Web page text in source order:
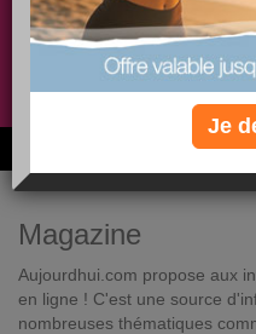
Non, je
6M de personnes ont
Magazine
Aujourdhui.com propose aux
en ligne ! C'est une source
nombreuses thématiques
Je